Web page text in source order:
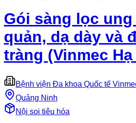
Gói sàng lọc
quản, dạ dày và
tràng (Vinmec
Bệnh viện Đa khoa Quốc tế
Quảng Ninh
Nội soi tiêu hóa